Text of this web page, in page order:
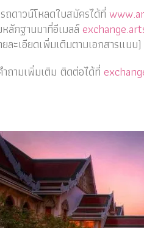
ถดาวน์โหลดใบสมัครได้ที่
ลักฐานมาที่อีเมลล์
ละเอียดเพิ่มเติมตามเอกสารแนบ)
ถามเพิ่มเติม ติดต่อได้ที่